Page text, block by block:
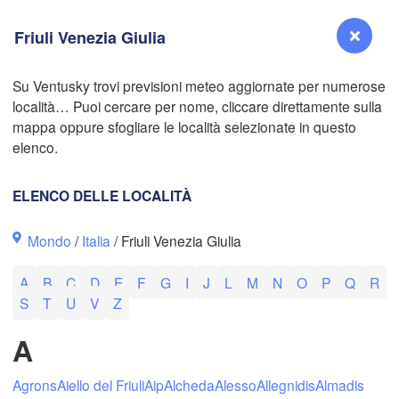
Friuli Venezia Giulia
Su Ventusky trovi previsioni meteo aggiornate per numerose
località… Puoi cercare per nome, cliccare direttamente sulla
mappa oppure sfogliare le località selezionate in questo
elenco.
ELENCO DELLE LOCALITÀ
Mondo /Italia / Friuli Venezia Giulia
A B C D E F G I J L M N O P Q
R
S
T U V Z
A
AgronsAiello del FriuliAipAlchedaAlessoAllegnidisAlmadis
Los Angeles
Las Vegas
Reno
CALIFORNIA